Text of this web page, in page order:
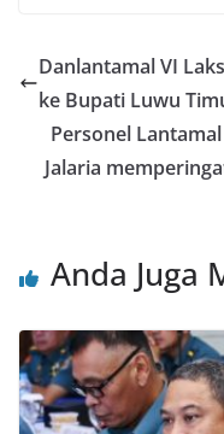
Danlantamal VI
ke Bupati Luwu
Personel
Jalaria
Anda Juga